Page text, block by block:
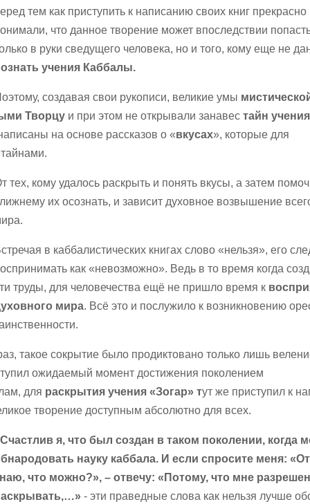
тем как приступить к написанию своих книг прекрасно
что данное творение может впоследствии
в руки сведущего человека, но и того, кому еще не
учения Каббалы.
создавая свои рукописи, великие умы
Творцу и при этом не открывали занавестайн учения
на основе рассказов о «вкусах», которые для
тех, кому удалось раскрыть и понять вкусы, а затем
их осознать, и зависит духовное возвышение
в каббалистических книгах слово «нельзя», его
как «невозможно». Ведь в то время когда
труды, для человечества ещё не пришло время к
мира. Всё это и послужило к возникновению
такое сокрытие было продиктовано только лишь
ожидаемый момент достижения поколением
для раскрытия учения «Зогар» тут же приступил к
творение доступным абсолютно для всех.
я, что был создан в таком поколении, когда
науку каббала. И если спросите меня:
что можно?», – отвечу: «Потому, что мне
- эти праведные слова как нельзя лучше